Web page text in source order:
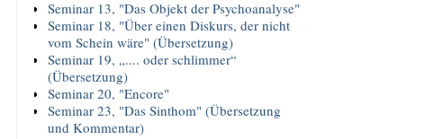
Seminar 13, "Das Objekt der Psychoanalyse"
Seminar 18, "Über einen Diskurs, der nicht
vom Schein wäre" (Übersetzung)
Seminar 19, „.... oder schlimmer“
(Übersetzung)
Seminar 20, "Encore"
Seminar 23, "Das Sinthom" (Übersetzung
und Kommentar)